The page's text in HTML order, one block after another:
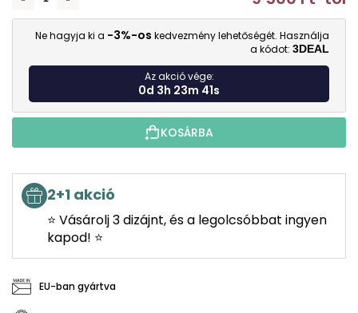
Ne hagyja ki a -3%-os kedvezmény lehetőségét. Használja
a kódot: 3DEAL
Az akció vége:
0d 3h 23m 39s
KOSÁRBA
2+1 akció
⭐ Vásárolj 3 dizájnt, és a legolcsóbbat ingyen
kapod! ⭐
EU-ban gyártva